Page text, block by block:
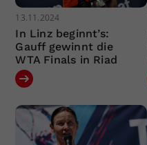
13.11.2024
In Linz beginnt’s:
Gauff gewinnt die
WTA Finals in Riad